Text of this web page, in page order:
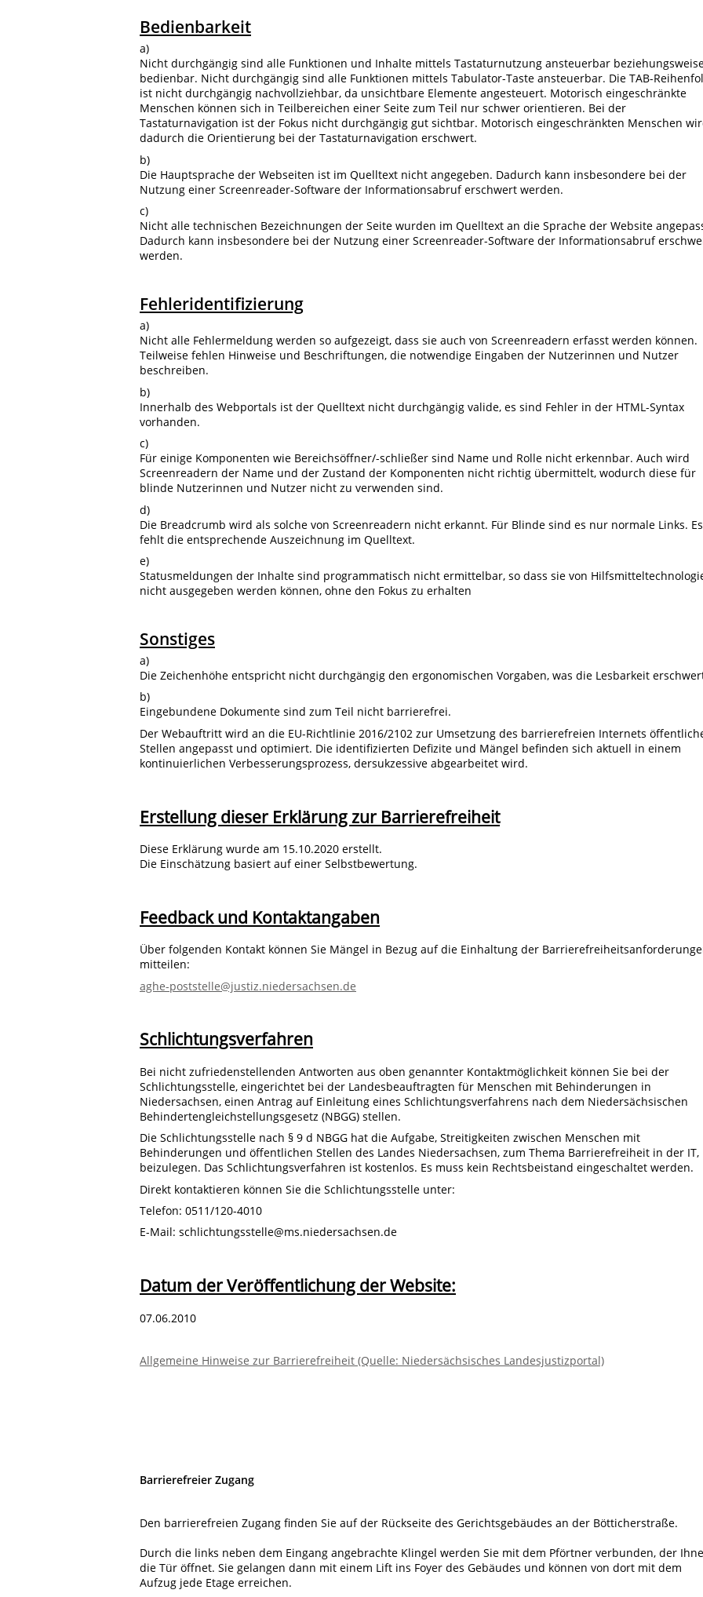
Bedienbarkeit
a)
Nicht durchgängig sind alle Funktionen und Inhalte mittels Tastaturnutzung ansteuerbar
bedienbar. Nicht durchgängig sind alle Funktionen mittels Tabulator-Taste ansteuerbar. Die TAB-
ist nicht durchgängig nachvollziehbar, da unsichtbare Elemente angesteuert. Motorisch eingeschränkte
Menschen können sich in Teilbereichen einer Seite zum Teil nur schwer orientieren. Bei der
Tastaturnavigation ist der Fokus nicht durchgängig gut sichtbar. Motorisch eingeschränkten Menschen
dadurch die Orientierung bei der Tastaturnavigation erschwert.
b)
Die Hauptsprache der Webseiten ist im Quelltext nicht angegeben. Dadurch kann insbesondere bei der
Nutzung einer Screenreader-Software der Informationsabruf erschwert werden.
c)
Nicht alle technischen Bezeichnungen der Seite wurden im Quelltext an die Sprache der Website
Dadurch kann insbesondere bei der Nutzung einer Screenreader-Software der Informationsabruf
werden.
Fehleridentifizierung
a)
Nicht alle Fehlermeldung werden so aufgezeigt, dass sie auch von Screenreadern erfasst werden können.
Teilweise fehlen Hinweise und Beschriftungen, die notwendige Eingaben der Nutzerinnen und Nutzer
beschreiben.
b)
Innerhalb des Webportals ist der Quelltext nicht durchgängig valide, es sind Fehler in der HTML-Syntax
vorhanden.
c)
Für einige Komponenten wie Bereichsöffner/-schließer sind Name und Rolle nicht erkennbar. Auch wird
Screenreadern der Name und der Zustand der Komponenten nicht richtig übermittelt, wodurch diese für
blinde Nutzerinnen und Nutzer nicht zu verwenden sind.
d)
Die Breadcrumb wird als solche von Screenreadern nicht erkannt. Für Blinde sind es nur normale Links. Es
fehlt die entsprechende Auszeichnung im Quelltext.
e)
Statusmeldungen der Inhalte sind programmatisch nicht ermittelbar, so dass sie von
nicht ausgegeben werden können, ohne den Fokus zu erhalten
Sonstiges
a)
Die Zeichenhöhe entspricht nicht durchgängig den ergonomischen Vorgaben, was die Lesbarkeit
b)
Eingebundene Dokumente sind zum Teil nicht barrierefrei.
Der Webauftritt wird an die EU-Richtlinie 2016/2102 zur Umsetzung des barrierefreien Internets
Stellen angepasst und optimiert. Die identifizierten Defizite und Mängel befinden sich aktuell in einem
kontinuierlichen Verbesserungsprozess, dersukzessive abgearbeitet wird.
Erstellung dieser Erklärung zur Barrierefreiheit
Diese Erklärung wurde am 15.10.2020 erstellt.
Die Einschätzung basiert auf einer Selbstbewertung.
Feedback und Kontaktangaben
Über folgenden Kontakt können Sie Mängel in Bezug auf die Einhaltung der
mitteilen:
aghe-poststelle@justiz.niedersachsen.de
Schlichtungsverfahren
Bei nicht zufriedenstellenden Antworten aus oben genannter Kontaktmöglichkeit können Sie bei der
Schlichtungsstelle, eingerichtet bei der Landesbeauftragten für Menschen mit Behinderungen in
Niedersachsen, einen Antrag auf Einleitung eines Schlichtungsverfahrens nach dem Niedersächsischen
Behindertengleichstellungsgesetz (NBGG) stellen.
Die Schlichtungsstelle nach § 9 d NBGG hat die Aufgabe, Streitigkeiten zwischen Menschen mit
Behinderungen und öffentlichen Stellen des Landes Niedersachsen, zum Thema Barrierefreiheit in der IT,
beizulegen. Das Schlichtungsverfahren ist kostenlos. Es muss kein Rechtsbeistand eingeschaltet werden.
Direkt kontaktieren können Sie die Schlichtungsstelle unter:
Telefon: 0511/120-4010
E-Mail: schlichtungsstelle@ms.niedersachsen.de
Datum der Veröffentlichung der Website:
07.06.2010
Allgemeine Hinweise zur Barrierefreiheit (Quelle: Niedersächsisches Landesjustizportal)
Barrierefreier Zugang
Den barrierefreien Zugang finden Sie auf der Rückseite des Gerichtsgebäudes an der Bötticherstraße.
Durch die links neben dem Eingang angebrachte Klingel werden Sie mit dem Pförtner verbunden, der
die Tür öffnet. Sie gelangen dann mit einem Lift ins Foyer des Gebäudes und können von dort mit dem
Aufzug jede Etage erreichen.